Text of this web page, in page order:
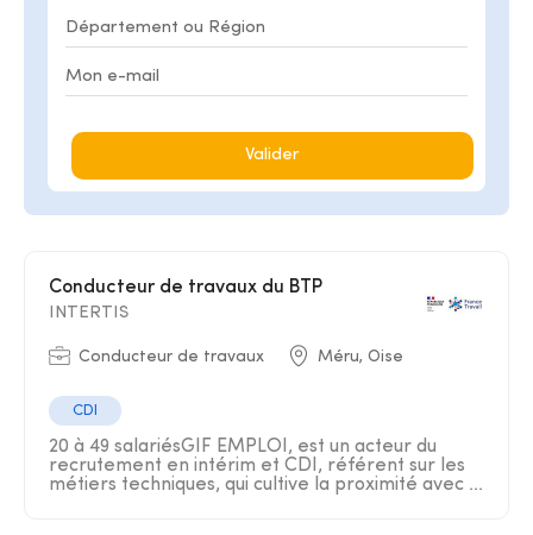
Valider
Conducteur de travaux du BTP
INTERTIS
Conducteur de travaux Méru, Oise
CDI
20 à 49 salariésGIF EMPLOI, est un acteur du
recrutement en intérim et CDI, référent sur les
métiers techniques, qui cultive la proximité avec ...